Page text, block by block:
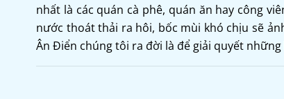
nhất là các quán cà phê, quán ăn hay công
nước thoát thải ra hôi, bốc mùi khó chịu sẽ
Ân Điển chúng tôi ra đời là để giải quyết